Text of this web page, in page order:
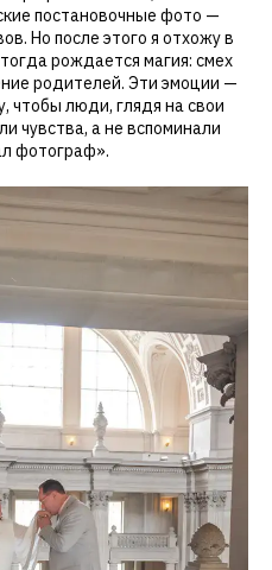
постановочные фото —
Но после этого я отхожу в
рождается магия: смех
родителей. Эти эмоции —
чтобы люди, глядя на свои
чувства, а не вспоминали
фотограф».